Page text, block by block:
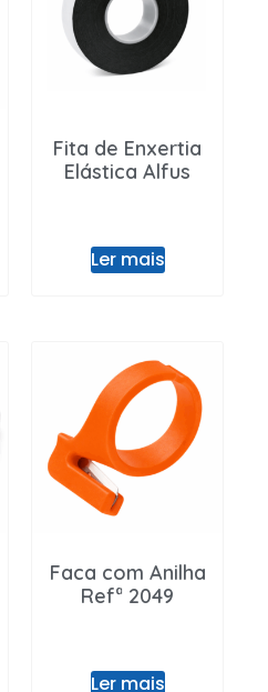
Fita de Enxertia
Elástica Alfus
Ler mais
Faca com Anilha
Refª 2049
Ler mais